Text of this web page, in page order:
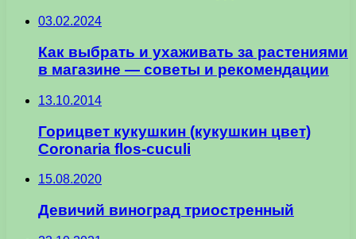
03.02.2024
Как выбрать и ухаживать за растениями
в магазине — советы и рекомендации
13.10.2014
Горицвет кукушкин (кукушкин цвет)
Coronaria flos-cuculi
15.08.2020
Девичий виноград триостренный